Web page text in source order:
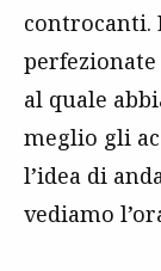
controcanti.
perfezionate
al quale
meglio gli
l’idea di
vediamo